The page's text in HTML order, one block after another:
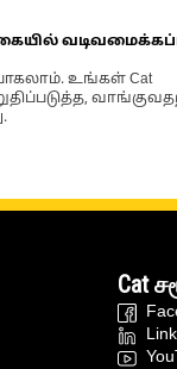
உங்கள் Cat
Cat